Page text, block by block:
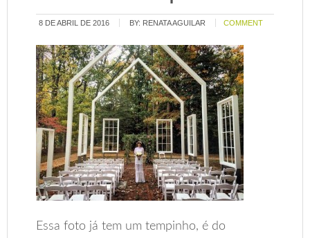
8 DE ABRIL DE 2016 BY: RENATA AGUILAR COMMENT
Essa foto já tem um tempinho, é do